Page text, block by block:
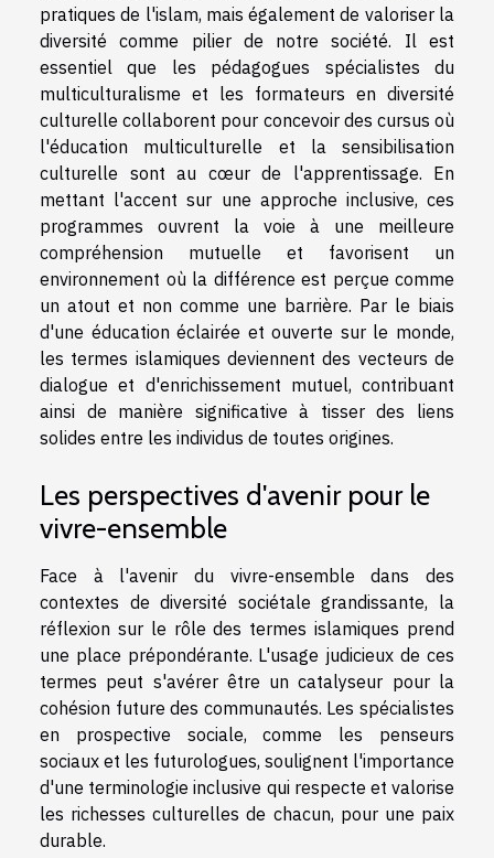
pratiques de l'islam, mais également de valoriser la
diversité comme pilier de notre société. Il est
essentiel que les pédagogues spécialistes du
multiculturalisme et les formateurs en diversité
culturelle collaborent pour concevoir des cursus où
l'éducation multiculturelle et la sensibilisation
culturelle sont au cœur de l'apprentissage. En
mettant l'accent sur une approche inclusive, ces
programmes ouvrent la voie à une meilleure
compréhension mutuelle et favorisent un
environnement où la différence est perçue comme
un atout et non comme une barrière. Par le biais
d'une éducation éclairée et ouverte sur le monde,
les termes islamiques deviennent des vecteurs de
dialogue et d'enrichissement mutuel, contribuant
ainsi de manière significative à tisser des liens
solides entre les individus de toutes origines.
Les perspectives d'avenir pour le
vivre-ensemble
Face à l'avenir du vivre-ensemble dans des
contextes de diversité sociétale grandissante, la
réflexion sur le rôle des termes islamiques prend
une place prépondérante. L'usage judicieux de ces
termes peut s'avérer être un catalyseur pour la
cohésion future des communautés. Les spécialistes
en prospective sociale, comme les penseurs
sociaux et les futurologues, soulignent l'importance
d'une terminologie inclusive qui respecte et valorise
les richesses culturelles de chacun, pour une paix
durable.